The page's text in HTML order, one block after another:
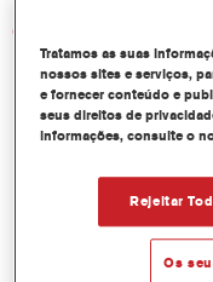
Características do
Sistema de pintura
fácil utilização.
Um equipamento de
qualidades de tinta
Fácil administração.
Economiza espaço
Baseado na
Tratamos as suas
nossos sites e serviços,
e fornecer conteúdo e
seus direitos de
informações, consulte o
Rejeitar
Os